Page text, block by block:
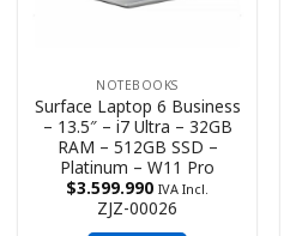
NOTEBOOKS
Surface Laptop 6 Business
– 13.5″ – i7 Ultra – 32GB
RAM – 512GB SSD –
Platinum – W11 Pro
$3.599.990 IVA Incl.
ZJZ-00026